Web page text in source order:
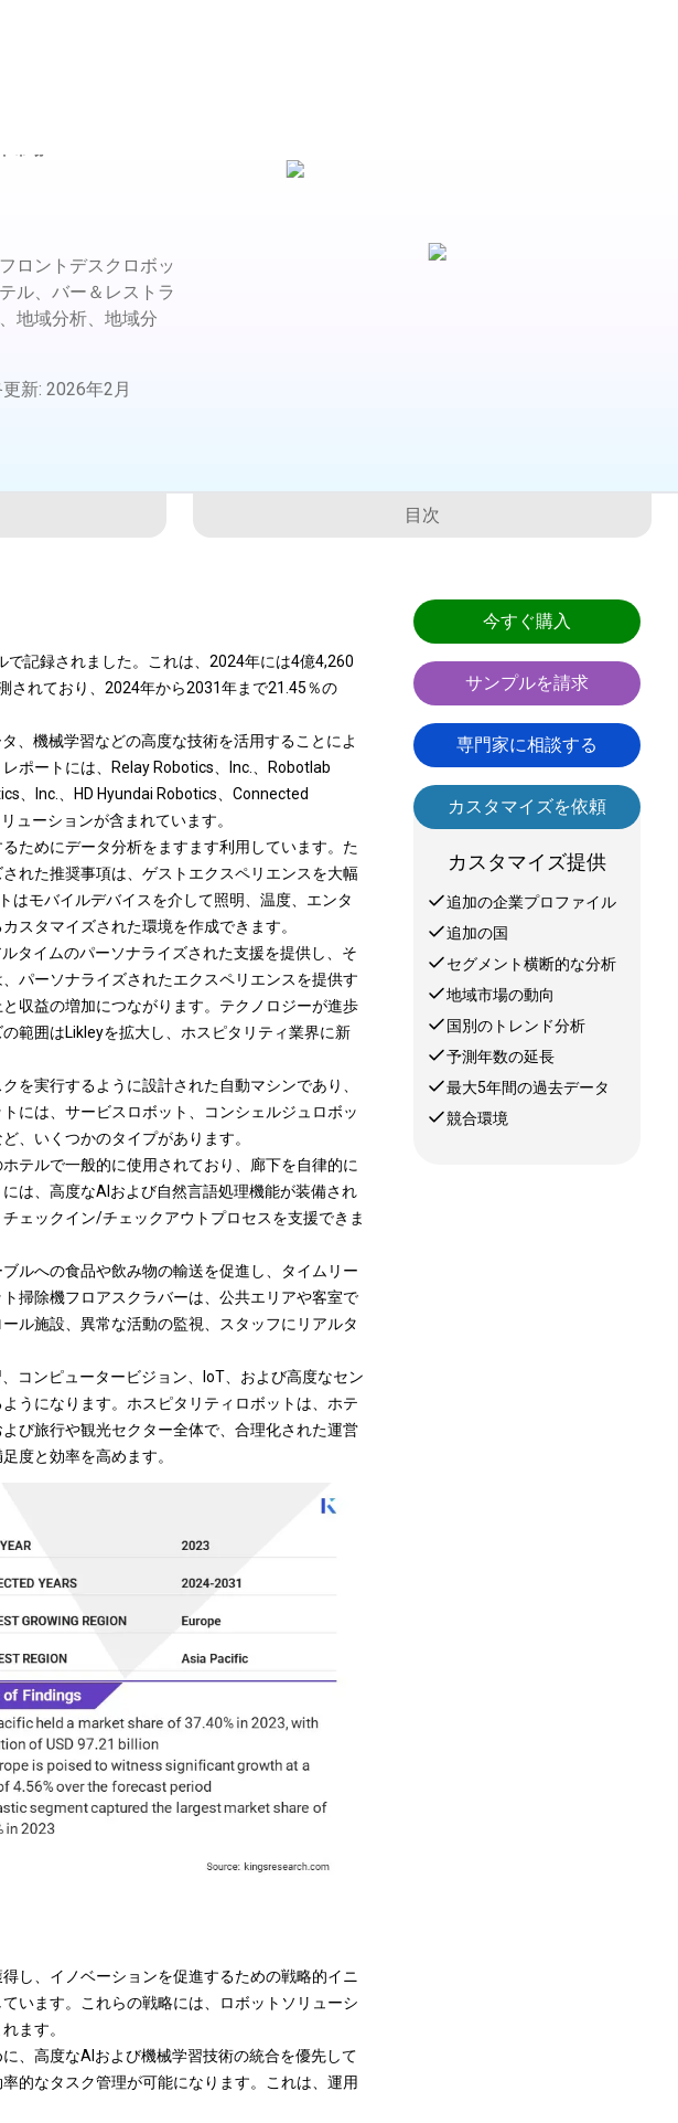
ロントデスクロボッ
ル、バー＆レストラ
地域分析、地域分
新: 2026年2月
目次
記録されました。これは、2024年には4億4,260
されており、2024年から2031年まで21.45％の
、機械学習などの高度な技術を活用することによ
ポートには、Relay Robotics、Inc.、Robotlab
、Inc.、HD Hyundai Robotics、Connected
ューションが含まれています。
ためにデータ分析をますます利用しています。た
れた推奨事項は、ゲストエクスペリエンスを大幅
はモバイルデバイスを介して照明、温度、エンタ
スタマイズされた環境を作成できます。
タイムのパーソナライズされた支援を提供し、そ
パーソナライズされたエクスペリエンスを提供す
収益の増加につながります。テクノロジーが進歩
範囲はLikleyを拡大し、ホスピタリティ業界に新
を実行するように設計された自動マシンであり、
には、サービスロボット、コンシェルジュロボッ
、いくつかのタイプがあります。
テルで一般的に使用されており、廊下を自律的に
は、高度なAIおよび自然言語処理機能が装備され
ェックイン/チェックアウトプロセスを支援できま
ルへの食品や飲み物の輸送を促進し、タイムリー
掃除機フロアスクラバーは、公共エリアや客室で
ル施設、異常な活動の監視、スタッフにリアルタ
コンピュータービジョン、IoT、および高度なセン
うになります。 ホスピタリティロボットは、ホテ
び旅行や観光セクター全体で、合理化された運営
度と効率を高めます。
し、イノベーションを促進するための戦略的イニ
います。これらの戦略には、ロボットソリューシ
ます。
、高度なAIおよび機械学習技術の統合を優先して
的なタスク管理が可能になります。これは、運用
今すぐ購入
サンプルを請求
専門家に相談する
カスタマイズを依頼
カスタマイズ提供
追加の企業プロファイル
追加の国
セグメント横断的な分析
地域市場の動向
国別のトレンド分析
予測年数の延長
最大5年間の過去データ
競合環境